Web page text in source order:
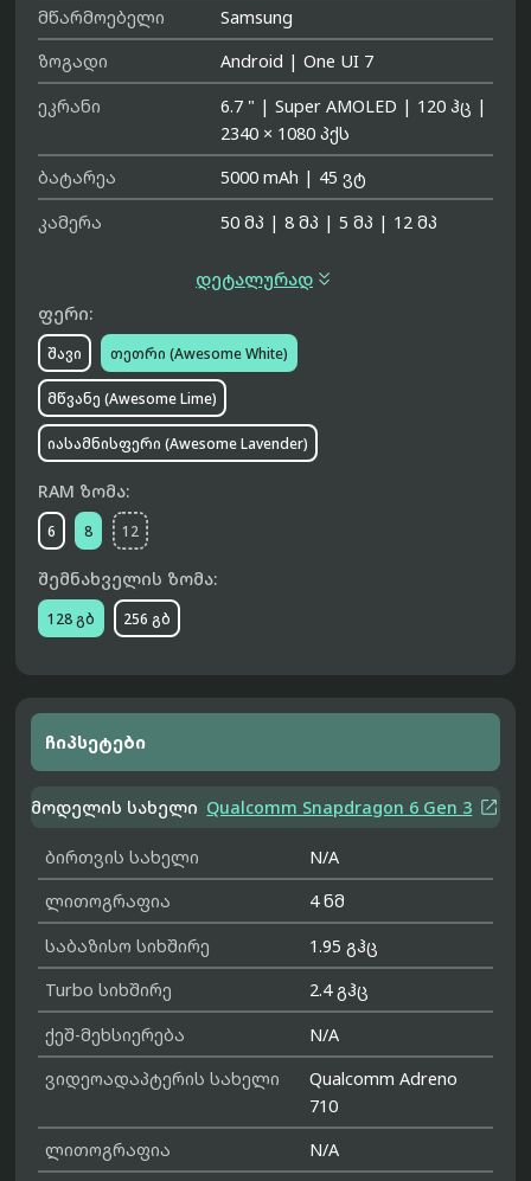
მწარმოებელი
Samsung
ზოგადი
Android | One UI 7
ეკრანი
6.7 " | Super AMOLED | 120 ჰც |
2340 × 1080 პქს
ბატარეა
5000 mAh | 45 ვტ
კამერა
50 მპ | 8 მპ | 5 მპ | 12 მპ
დეტალურად 
ფერი:
შავი თეთრი (Awesome White)
მწვანე (Awesome Lime)
იასამნისფერი (Awesome Lavender)
RAM ზომა:
6 8 12
შემნახველის ზომა:
128 გბ 256 გბ
ჩიპსეტები
მოდელის სახელი Qualcomm Snapdragon 6 Gen 3 
ბირთვის სახელი
N/A
ლითოგრაფია
4 ნმ
საბაზისო სიხშირე
1.95 გჰც
Turbo სიხშირე
2.4 გჰც
ქეშ-მეხსიერება
N/A
ვიდეოადაპტერის სახელი
Qualcomm Adreno
710
ლითოგრაფია
N/A